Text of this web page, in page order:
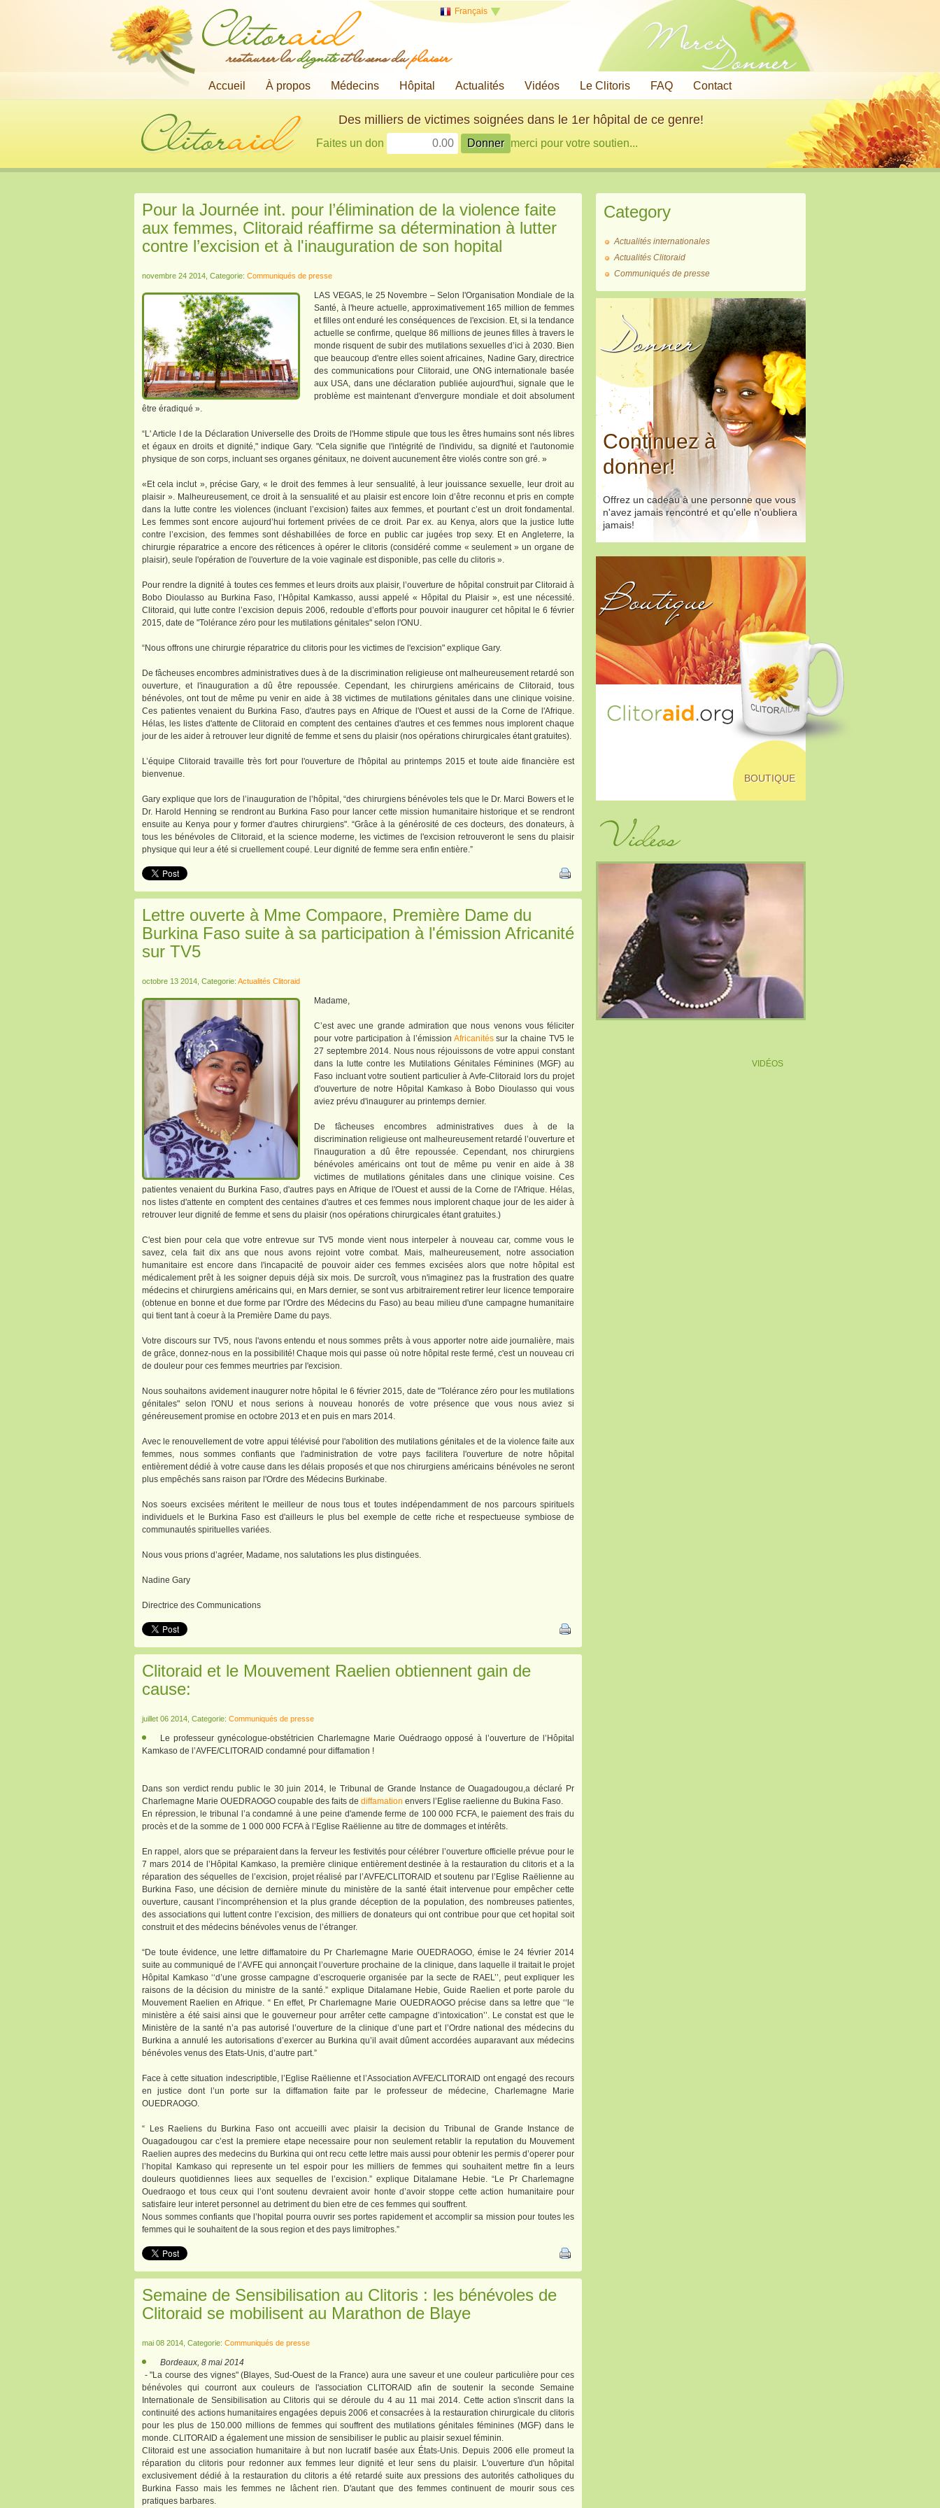
Français
restaurer ladignitéet le sens duplaisir MerciDonner
Accueil À propos Médecins Hôpital Actualités Vidéos Le Clitoris FAQ Contact
Des milliers de victimes soignées dans le 1er hôpital de ce genre!
Faites un don merci pour votre soutien...
Pour la Journée int. pour l’élimination de la violence faite
aux femmes, Clitoraid réaffirme sa détermination à lutter
contre l’excision et à l'inauguration de son hopital
novembre 24 2014, Categorie: Communiqués de presse
LAS VEGAS, le 25 Novembre – Selon l'Organisation Mondiale de la
Santé, à l'heure actuelle, approximativement 165 million de femmes
et filles ont enduré les conséquences de l'excision. Et, si la tendance
actuelle se confirme, quelque 86 millions de jeunes filles à travers le
monde risquent de subir des mutilations sexuelles d’ici à 2030. Bien
que beaucoup d'entre elles soient africaines, Nadine Gary, directrice
des communications pour Clitoraid, une ONG internationale basée
aux USA, dans une déclaration publiée aujourd'hui, signale que le
problème est maintenant d'envergure mondiale et doit absolument
être éradiqué ».
“L' Article I de la Déclaration Universelle des Droits de l'Homme stipule que tous les êtres humains sont nés libres
et égaux en droits et dignité," indique Gary. "Cela signifie que l'intégrité de l'individu, sa dignité et l'autonomie
physique de son corps, incluant ses organes génitaux, ne doivent aucunement être violés contre son gré. »
«Et cela inclut », précise Gary, « le droit des femmes à leur sensualité, à leur jouissance sexuelle, leur droit au
plaisir ». Malheureusement, ce droit à la sensualité et au plaisir est encore loin d’être reconnu et pris en compte
dans la lutte contre les violences (incluant l’excision) faites aux femmes, et pourtant c’est un droit fondamental.
Les femmes sont encore aujourd’hui fortement privées de ce droit. Par ex. au Kenya, alors que la justice lutte
contre l’excision, des femmes sont déshabillées de force en public car jugées trop sexy. Et en Angleterre, la
chirurgie réparatrice a encore des réticences à opérer le clitoris (considéré comme « seulement » un organe de
plaisir), seule l'opération de l'ouverture de la voie vaginale est disponible, pas celle du clitoris ».
Pour rendre la dignité à toutes ces femmes et leurs droits aux plaisir, l’ouverture de hôpital construit par Clitoraid à
Bobo Dioulasso au Burkina Faso, l’Hôpital Kamkasso, aussi appelé « Hôpital du Plaisir », est une nécessité.
Clitoraid, qui lutte contre l’excision depuis 2006, redouble d’efforts pour pouvoir inaugurer cet hôpital le 6 février
2015, date de "Tolérance zéro pour les mutilations génitales" selon l'ONU.
“Nous offrons une chirurgie réparatrice du clitoris pour les victimes de l'excision" explique Gary.
De fâcheuses encombres administratives dues à de la discrimination religieuse ont malheureusement retardé son
ouverture, et l'inauguration a dû être repoussée. Cependant, les chirurgiens américains de Clitoraid, tous
bénévoles, ont tout de même pu venir en aide à 38 victimes de mutilations génitales dans une clinique voisine.
Ces patientes venaient du Burkina Faso, d'autres pays en Afrique de l'Ouest et aussi de la Corne de l'Afrique.
Hélas, les listes d'attente de Clitoraid en comptent des centaines d'autres et ces femmes nous implorent chaque
jour de les aider à retrouver leur dignité de femme et sens du plaisir (nos opérations chirurgicales étant gratuites).
L’équipe Clitoraid travaille très fort pour l'ouverture de l'hôpital au printemps 2015 et toute aide financière est
bienvenue.
Gary explique que lors de l’inauguration de l’hôpital, “des chirurgiens bénévoles tels que le Dr. Marci Bowers et le
Dr. Harold Henning se rendront au Burkina Faso pour lancer cette mission humanitaire historique et se rendront
ensuite au Kenya pour y former d'autres chirurgiens". “Grâce à la générosité de ces docteurs, des donateurs, à
tous les bénévoles de Clitoraid, et la science moderne, les victimes de l'excision retrouveront le sens du plaisir
physique qui leur a été si cruellement coupé. Leur dignité de femme sera enfin entière.”
Lettre ouverte à Mme Compaore, Première Dame du
Burkina Faso suite à sa participation à l'émission Africanité
sur TV5
octobre 13 2014, Categorie: Actualités Clitoraid
Madame,
C’est avec une grande admiration que nous venons vous féliciter
pour votre participation à l’émission Africanitéssur la chaine TV5 le
27 septembre 2014. Nous nous réjouissons de votre appui constant
dans la lutte contre les Mutilations Génitales Féminines (MGF) au
Faso incluant votre soutient particulier à Avfe-Clitoraid lors du projet
d'ouverture de notre Hôpital Kamkaso à Bobo Dioulasso qui vous
aviez prévu d'inaugurer au printemps dernier.
De fâcheuses encombres administratives dues à de la
discrimination religieuse ont malheureusement retardé l’ouverture et
l'inauguration a dû être repoussée. Cependant, nos chirurgiens
bénévoles américains ont tout de même pu venir en aide à 38
victimes de mutilations génitales dans une clinique voisine. Ces
patientes venaient du Burkina Faso, d'autres pays en Afrique de l'Ouest et aussi de la Corne de l'Afrique. Hélas,
nos listes d'attente en comptent des centaines d'autres et ces femmes nous implorent chaque jour de les aider à
retrouver leur dignité de femme et sens du plaisir (nos opérations chirurgicales étant gratuites.)
C'est bien pour cela que votre entrevue sur TV5 monde vient nous interpeler à nouveau car, comme vous le
savez, cela fait dix ans que nous avons rejoint votre combat. Mais, malheureusement, notre association
humanitaire est encore dans l'incapacité de pouvoir aider ces femmes excisées alors que notre hôpital est
médicalement prêt à les soigner depuis déjà six mois. De surcroît, vous n'imaginez pas la frustration des quatre
médecins et chirurgiens américains qui, en Mars dernier, se sont vus arbitrairement retirer leur licence temporaire
(obtenue en bonne et due forme par l'Ordre des Médecins du Faso) au beau milieu d'une campagne humanitaire
qui tient tant à coeur à la Première Dame du pays.
Votre discours sur TV5, nous l'avons entendu et nous sommes prêts à vous apporter notre aide journalière, mais
de grâce, donnez-nous en la possibilité! Chaque mois qui passe où notre hôpital reste fermé, c'est un nouveau cri
de douleur pour ces femmes meurtries par l'excision.
Nous souhaitons avidement inaugurer notre hôpital le 6 février 2015, date de "Tolérance zéro pour les mutilations
génitales" selon l'ONU et nous serions à nouveau honorés de votre présence que vous nous aviez si
généreusement promise en octobre 2013 et en puis en mars 2014.
Avec le renouvellement de votre appui télévisé pour l'abolition des mutilations génitales et de la violence faite aux
femmes, nous sommes confiants que l'administration de votre pays facilitera l'ouverture de notre hôpital
entièrement dédié à votre cause dans les délais proposés et que nos chirurgiens américains bénévoles ne seront
plus empêchés sans raison par l'Ordre des Médecins Burkinabe.
Nos soeurs excisées méritent le meilleur de nous tous et toutes indépendamment de nos parcours spirituels
individuels et le Burkina Faso est d'ailleurs le plus bel exemple de cette riche et respectueuse symbiose de
communautés spirituelles variées.
Nous vous prions d’agréer, Madame, nos salutations les plus distinguées.
Nadine Gary
Directrice des Communications
Clitoraid et le Mouvement Raelien obtiennent gain de
cause:
juillet 06 2014, Categorie: Communiqués de presse
Le professeur gynécologue-obstétricien Charlemagne Marie Ouédraogo opposé à l’ouverture de l’Hôpital
Kamkaso de l’AVFE/CLITORAID condamné pour diffamation !
Dans son verdict rendu public le 30 juin 2014, le Tribunal de Grande Instance de Ouagadougou,a déclaré Pr
Charlemagne Marie OUEDRAOGO coupable des faits de diffamation envers l’Eglise raelienne du Bukina Faso.
En répression, le tribunal l’a condamné à une peine d'amende ferme de 100 000 FCFA, le paiement des frais du
procès et de la somme de 1 000 000 FCFA à l’Eglise Raëlienne au titre de dommages et intérêts.
En rappel, alors que se préparaient dans la ferveur les festivités pour célébrer l’ouverture officielle prévue pour le
7 mars 2014 de l’Hôpital Kamkaso, la première clinique entièrement destinée à la restauration du clitoris et a la
réparation des séquelles de l’excision, projet réalisé par l’AVFE/CLITORAID et soutenu par l’Eglise Raëlienne au
Burkina Faso, une décision de dernière minute du ministère de la santé était intervenue pour empêcher cette
ouverture, causant l’incompréhension et la plus grande déception de la population, des nombreuses patientes,
des associations qui luttent contre l’excision, des milliers de donateurs qui ont contribue pour que cet hopital soit
construit et des médecins bénévoles venus de l’étranger.
“De toute évidence, une lettre diffamatoire du Pr Charlemagne Marie OUEDRAOGO, émise le 24 février 2014
suite au communiqué de l’AVFE qui annonçait l’ouverture prochaine de la clinique, dans laquelle il traitait le projet
Hôpital Kamkaso ‘‘d’une grosse campagne d’escroquerie organisée par la secte de RAEL’’, peut expliquer les
raisons de la décision du ministre de la santé.” explique Ditalamane Hebie, Guide Raelien et porte parole du
Mouvement Raelien en Afrique. “ En effet, Pr Charlemagne Marie OUEDRAOGO précise dans sa lettre que ‘‘le
ministère a été saisi ainsi que le gouverneur pour arrêter cette campagne d’intoxication’’. Le constat est que le
Ministère de la santé n’a pas autorisé l’ouverture de la clinique d’une part et l’Ordre national des médecins du
Burkina a annulé les autorisations d’exercer au Burkina qu’il avait dûment accordées auparavant aux médecins
bénévoles venus des Etats-Unis, d’autre part.”
Face à cette situation indescriptible, l’Eglise Raëlienne et l’Association AVFE/CLITORAID ont engagé des recours
en justice dont l’un porte sur la diffamation faite par le professeur de médecine, Charlemagne Marie
OUEDRAOGO.
“ Les Raeliens du Burkina Faso ont accueilli avec plaisir la decision du Tribunal de Grande Instance de
Ouagadougou car c’est la premiere etape necessaire pour non seulement retablir la reputation du Mouvement
Raelien aupres des medecins du Burkina qui ont recu cette lettre mais aussi pour obtenir les permis d’operer pour
l’hopital Kamkaso qui represente un tel espoir pour les milliers de femmes qui souhaitent mettre fin a leurs
douleurs quotidiennes liees aux sequelles de l’excision.” explique Ditalamane Hebie. “Le Pr Charlemagne
Ouedraogo et tous ceux qui l’ont soutenu devraient avoir honte d’avoir stoppe cette action humanitaire pour
satisfaire leur interet personnel au detriment du bien etre de ces femmes qui souffrent.
Nous sommes confiants que l’hopital pourra ouvrir ses portes rapidement et accomplir sa mission pour toutes les
femmes qui le souhaitent de la sous region et des pays limitrophes.”
Semaine de Sensibilisation au Clitoris : les bénévoles de
Clitoraid se mobilisent au Marathon de Blaye
mai 08 2014, Categorie: Communiqués de presse
Bordeaux, 8 mai 2014
​ - ​"La course des vignes" (Blayes, Sud-Ouest de la France) aura une saveur et une couleur particulière pour ces
bénévoles qui courront aux couleurs de l'association CLITORAID afin de soutenir la seconde Semaine
Internationale de Sensibilisation au Clitoris qui se déroule du 4 au 11 mai 2014. Cette action s'inscrit dans la
continuité des actions humanitaires engagées depuis 2006 et consacrées à la res​tau​​ration chirurgicale du clitoris
pour les plus de 150.000 millions de femmes qui souffrent des mutilations génitales féminines (MGF) dans le
monde. CLITORAID a également une mission de sensibiliser le public au plaisir sexuel féminin.
Clitoraid est une association humanitaire à but non lucratif basée aux États-Unis. Depuis 2006 elle promeut la
réparation du clitoris pour redonner aux femmes leur dignité et leur sens du plaisir. L'ouverture d'un hôpital
exclusivement dédié à la restauration du clitoris a été retardé suite aux pressions des autorités catholiques du
Burkina Fasso mais les femmes ne lâchent rien. D'autant que des femmes continuent de mourir sous ces
pratiques barbares.
Category
Actualités internationales
Actualités Clitoraid
Communiqués de presse
Donner
Continuez à
donner!
Offrez un cadeau à une personne que vous
n'avez jamais rencontré et qu'elle n'oubliera
jamais!
Boutique
BOUTIQUE
Vidéos
VIDÉOS